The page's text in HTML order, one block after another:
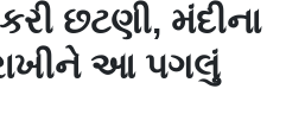
છટણી, મંદીના
આ પગલું